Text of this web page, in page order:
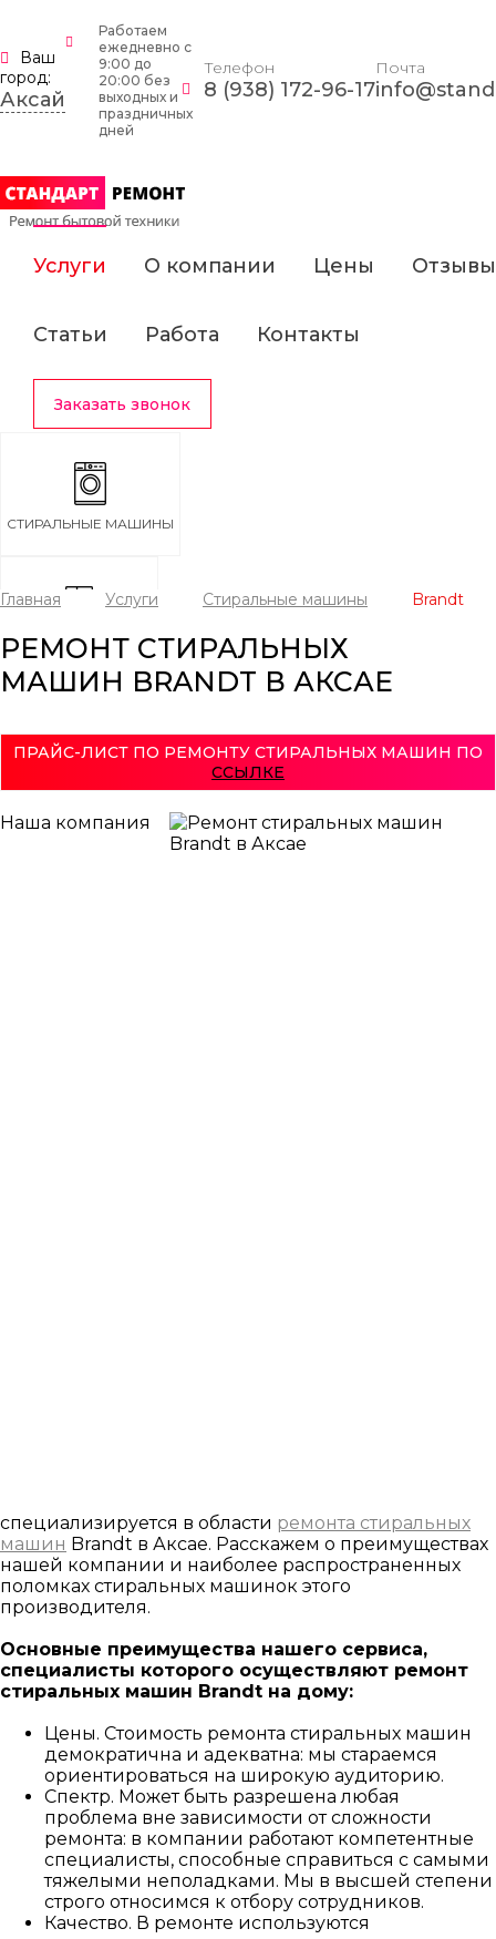
Ваш
город:
Аксай
Работаем
ежедневно c
9:00 до
20:00 без
выходных и
праздничных
дней
Телефон
8 (938) 172-96-17
Почта
Услуги О компании Цены Отзывы
Статьи Работа Контакты
Заказать звонок
СТИРАЛЬНЫЕ МАШИНЫ
ХОЛОДИЛЬНИКИ
ПОСУДОМОЕЧНЫЕ МАШИНЫ
Главная Услуги Стиральные машины Brandt
РЕМОНТ СТИРАЛЬНЫХ
МАШИН BRANDT В АКСАЕ
ПРАЙС-ЛИСТ ПО РЕМОНТУ СТИРАЛЬНЫХ МАШИН ПО
ССЫЛКЕ
Наша компания
специализируется в области ремонта стиральных
машин Brandt в Аксае. Расскажем о преимуществах
нашей компании и наиболее распространенных
поломках стиральных машинок этого
производителя.
Основные преимущества нашего сервиса,
специалисты которого осуществляют ремонт
стиральных машин Brandt на дому:
Цены. Стоимость ремонта стиральных машин
демократична и адекватна: мы стараемся
ориентироваться на широкую аудиторию.
Спектр. Может быть разрешена любая
проблема вне зависимости от сложности
ремонта: в компании работают компетентные
специалисты, способные справиться с самыми
тяжелыми неполадками. Мы в высшей степени
строго относимся к отбору сотрудников.
Качество. В ремонте используются